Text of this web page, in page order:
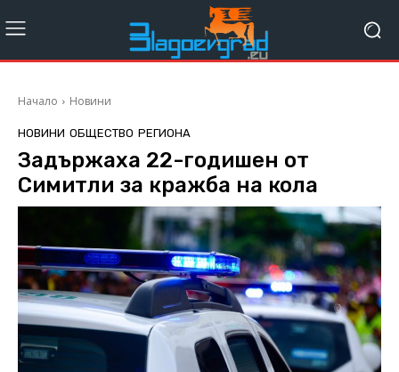
Начало Новини
НОВИНИ ОБЩЕСТВО РЕГИОНА
Задържаха 22-годишен от
Симитли за кражба на кола